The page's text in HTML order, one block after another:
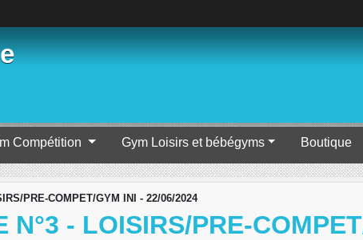
Compétition Gym Loisirs et bébégyms Boutique
PRE-COMPET/GYM INI - 22/06/2024
N°3 - LOISIRS/PRE-